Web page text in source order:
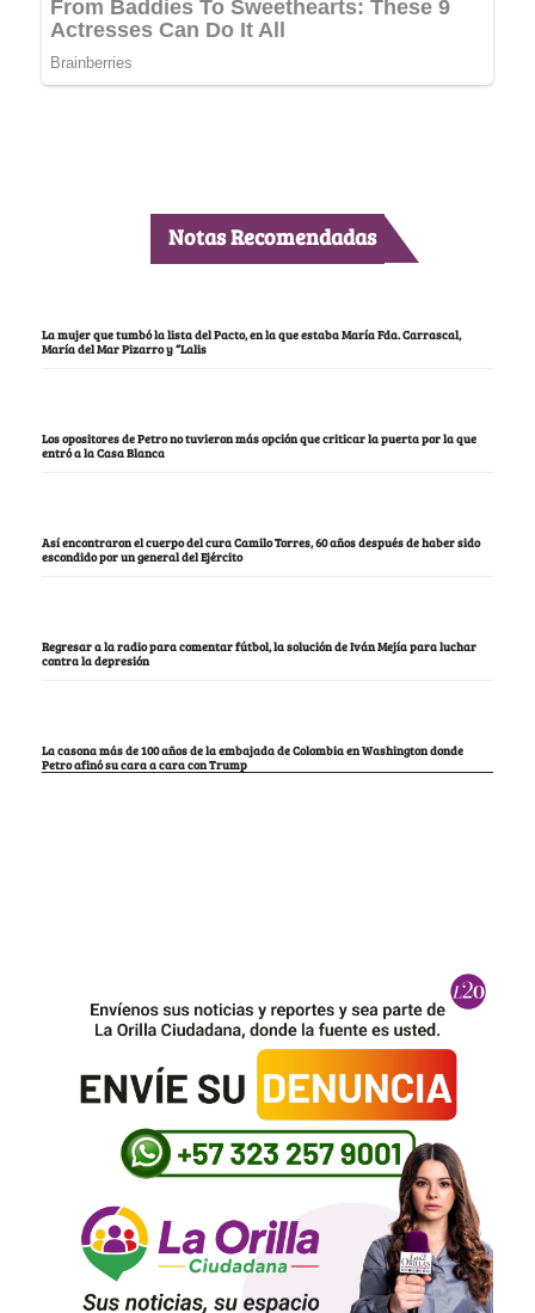
Notas Recomendadas
La mujer que tumbó la lista del Pacto, en la que estaba María Fda. Carrascal,
María del Mar Pizarro y “Lalis
Los opositores de Petro no tuvieron más opción que criticar la puerta por la que
entró a la Casa Blanca
Así encontraron el cuerpo del cura Camilo Torres, 60 años después de haber sido
escondido por un general del Ejército
Regresar a la radio para comentar fútbol, la solución de Iván Mejía para luchar
contra la depresión
La casona más de 100 años de la embajada de Colombia en Washington donde
Petro afinó su cara a cara con Trump